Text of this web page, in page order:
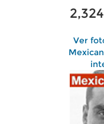
2,324
Ver